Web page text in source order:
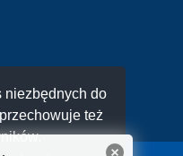
niezbędnych do
też